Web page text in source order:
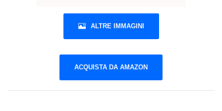
ALTRE IMMAGINI
ACQUISTA DA AMAZON